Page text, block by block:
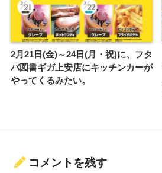
2月21日(金)～24日(月・祝)に、フタ
バ図書ギガ上安店にキッチンカーが
やってくるみたい。
コメントを残す